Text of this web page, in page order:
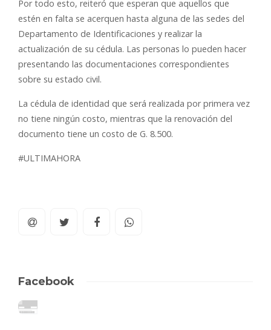
Por todo esto, reiteró que esperan que aquellos que
estén en falta se acerquen hasta alguna de las sedes del
Departamento de Identificaciones y realizar la
actualización de su cédula. Las personas lo pueden hacer
presentando las documentaciones correspondientes
sobre su estado civil.
La cédula de identidad que será realizada por primera vez
no tiene ningún costo, mientras que la renovación del
documento tiene un costo de G. 8.500.
#ULTIMAHORA
Facebook